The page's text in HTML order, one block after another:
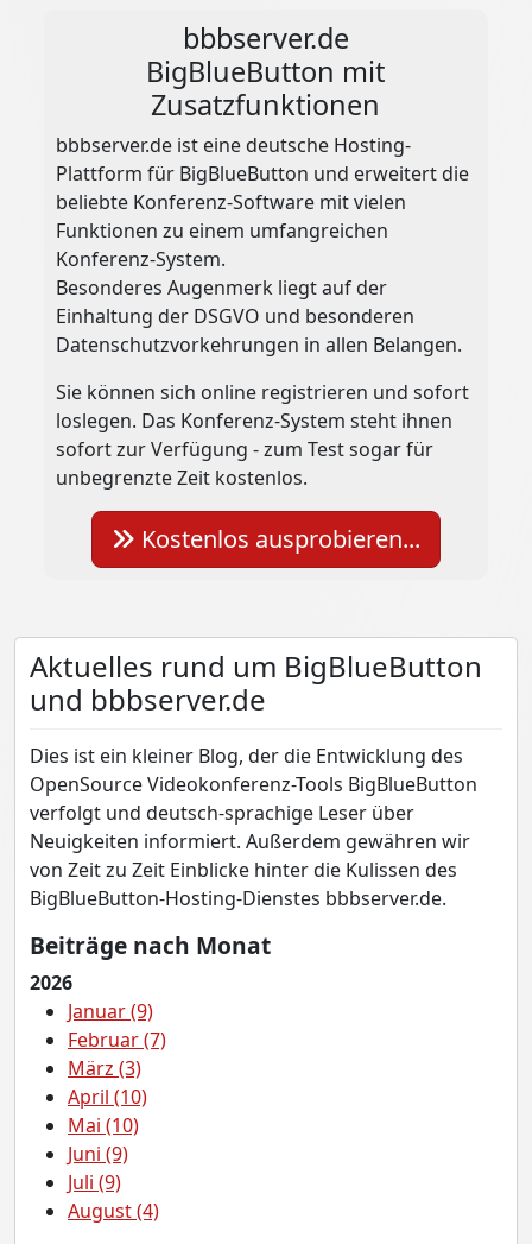
bbbserver.de
BigBlueButton mit
Zusatzfunktionen
bbbserver.de ist eine deutsche Hosting-
Plattform für BigBlueButton und erweitert die
beliebte Konferenz-Software mit vielen
Funktionen zu einem umfangreichen
Konferenz-System.
Besonderes Augenmerk liegt auf der
Einhaltung der DSGVO und besonderen
Datenschutzvorkehrungen in allen Belangen.
Sie können sich online registrieren und sofort
loslegen. Das Konferenz-System steht ihnen
sofort zur Verfügung - zum Test sogar für
unbegrenzte Zeit kostenlos.
Kostenlos ausprobieren...
Aktuelles rund um BigBlueButton
und bbbserver.de
Dies ist ein kleiner Blog, der die Entwicklung des
OpenSource Videokonferenz-Tools BigBlueButton
verfolgt und deutsch-sprachige Leser über
Neuigkeiten informiert. Außerdem gewähren wir
von Zeit zu Zeit Einblicke hinter die Kulissen des
BigBlueButton-Hosting-Dienstes bbbserver.de.
Beiträge nach Monat
2026
Januar (9)
Februar (7)
März (3)
April (10)
Mai (10)
Juni (9)
Juli (9)
August (4)